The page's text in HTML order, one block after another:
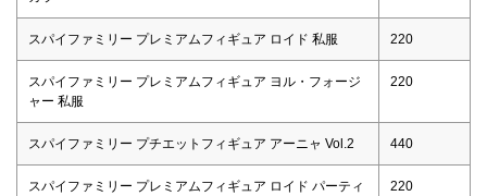
スパイファミリー プレミアムフィギュア ロイド 私服 220
スパイファミリー プレミアムフィギュア ヨル・フォージ
ャー 私服
220
スパイファミリー プチエットフィギュア アーニャ Vol.2 440
スパイファミリー プレミアムフィギュア ロイド パーティ
220